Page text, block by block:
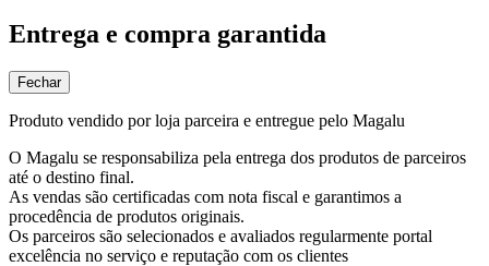
Entrega e compra garantida
Fechar
Produto vendido por loja parceira e entregue pelo Magalu
O Magalu se responsabiliza pela entrega dos produtos de parceiros
até o destino final.
As vendas são certificadas com nota fiscal e garantimos a
procedência de produtos originais.
Os parceiros são selecionados e avaliados regularmente portal
excelência no serviço e reputação com os clientes